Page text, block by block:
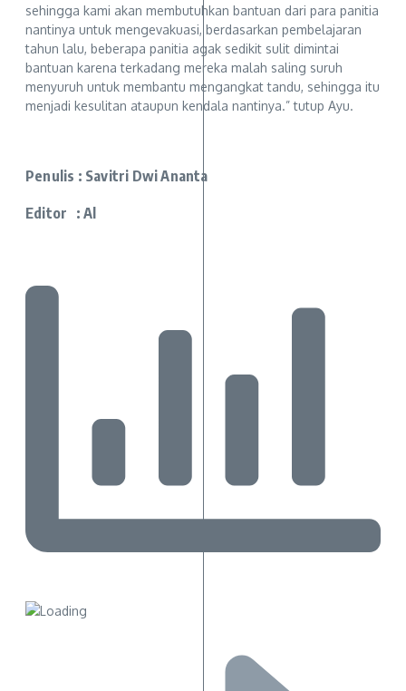
sehingga kami akan membutuhkan bantuan dari para panitia
nantinya untuk mengevakuasi, berdasarkan pembelajaran
tahun lalu, beberapa panitia agak sedikit sulit dimintai
bantuan karena terkadang mereka malah saling suruh
menyuruh untuk membantu mengangkat tandu, sehingga itu
menjadi kesulitan ataupun kendala nantinya.” tutup Ayu.
Penulis : Savitri Dwi Ananta
Editor : Al